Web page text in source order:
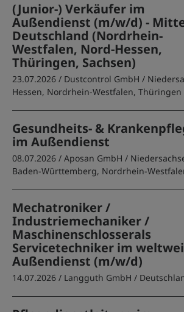
(Junior-) Verkäufer im
Außendienst (m/w/d) -
Deutschland (Nordrhein-
Westfalen, Nord-Hessen,
Thüringen, Sachsen)
23.07.2026 / Dustcontrol GmbH /
Hessen, Nordrhein-Westfalen, Thüringen
Gesundheits- &
im Außendienst
08.07.2026 / Aposan GmbH /
Baden-Württemberg, Nordrhein-
Mechatroniker /
Industriemechaniker /
Maschinenschlosserals
Servicetechniker im
Außendienst (m/w/d)
14.07.2026 / Langguth GmbH /